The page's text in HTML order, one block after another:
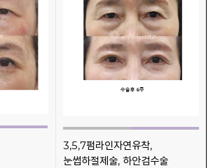
3,5,7펌라인자연유착,
눈썹하절제술, 하안검수술